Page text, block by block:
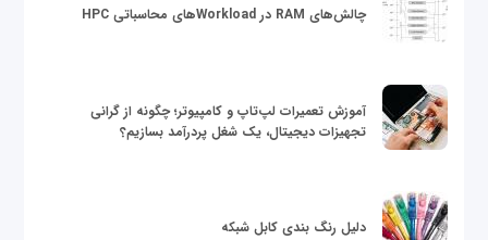
چالش‌های RAM در Workloadهای محاسباتی HPC
آموزش تعمیرات لپ‌تاپ و کامپیوتر؛ چگونه از گرانی
تجهیزات دیجیتال، یک شغل پردرآمد بسازیم؟
دلیل رنگ بندی کابل شبکه